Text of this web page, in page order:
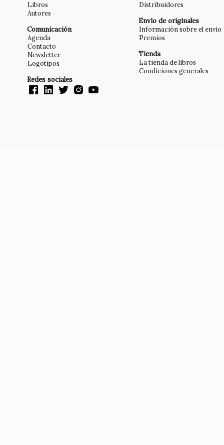
Libros
Autores
Comunicación
Agenda
Contacto
Newsletter
Logotipos
Redes sociales
Distribuidores
Envío de originales
Información sobre el envío
Premios
Tienda
La tienda de libros
Condiciones generales